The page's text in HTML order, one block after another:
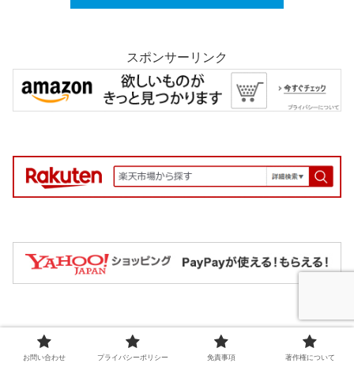
スポンサーリンク
お問い合わせ プライバシーポリシー 免責事項 著作権について